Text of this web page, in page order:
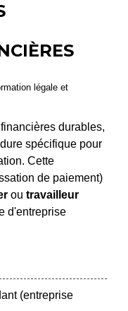
légale et
durables,
spécifique pour
Cette
de paiement)
ou travailleur
d'entreprise
(entreprise